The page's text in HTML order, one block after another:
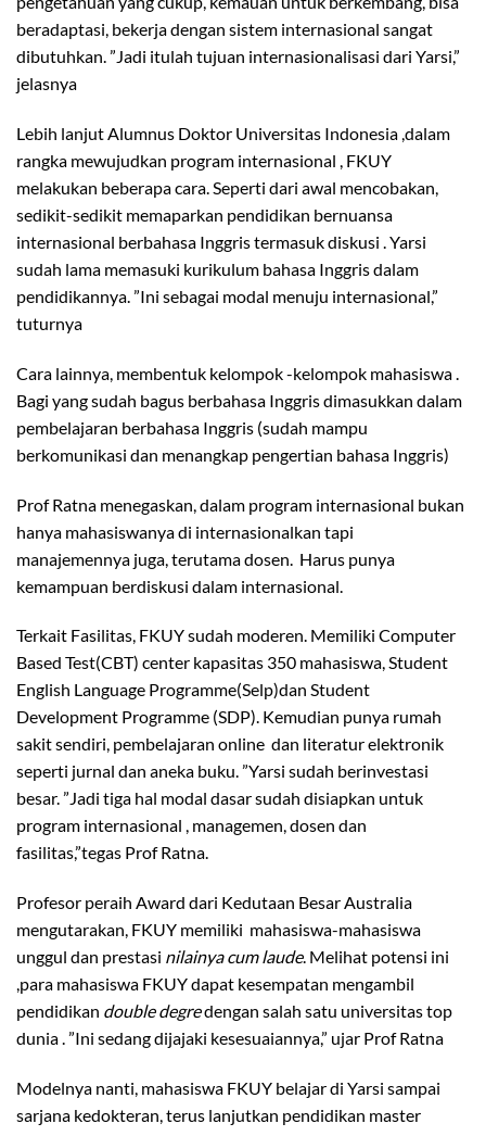
beradaptasi, bekerja dengan sistem internasional sangat
dibutuhkan. ”Jadi itulah tujuan internasionalisasi dari Yarsi,”
jelasnya
Lebih lanjut Alumnus Doktor Universitas Indonesia ,dalam
rangka mewujudkan program internasional , FKUY
melakukan beberapa cara. Seperti dari awal mencobakan,
sedikit-sedikit memaparkan pendidikan bernuansa
internasional berbahasa Inggris termasuk diskusi . Yarsi
sudah lama memasuki kurikulum bahasa Inggris dalam
pendidikannya. ”Ini sebagai modal menuju internasional,”
tuturnya
Cara lainnya, membentuk kelompok -kelompok mahasiswa .
Bagi yang sudah bagus berbahasa Inggris dimasukkan dalam
pembelajaran berbahasa Inggris (sudah mampu
berkomunikasi dan menangkap pengertian bahasa Inggris)
Prof Ratna menegaskan, dalam program internasional bukan
hanya mahasiswanya di internasionalkan tapi
manajemennya juga, terutama dosen. Harus punya
kemampuan berdiskusi dalam internasional.
Terkait Fasilitas, FKUY sudah moderen. Memiliki Computer
Based Test(CBT) center kapasitas 350 mahasiswa, Student
English Language Programme(Selp)dan Student
Development Programme (SDP). Kemudian punya rumah
sakit sendiri, pembelajaran online dan literatur elektronik
seperti jurnal dan aneka buku. ”Yarsi sudah berinvestasi
besar. ”Jadi tiga hal modal dasar sudah disiapkan untuk
program internasional , managemen, dosen dan
fasilitas,”tegas Prof Ratna.
Profesor peraih Award dari Kedutaan Besar Australia
mengutarakan, FKUY memiliki mahasiswa-mahasiswa
unggul dan prestasi nilainya cum laude. Melihat potensi ini
,para mahasiswa FKUY dapat kesempatan mengambil
pendidikan double degredengan salah satu universitas top
dunia . ”Ini sedang dijajaki kesesuaiannya,” ujar Prof Ratna
Modelnya nanti, mahasiswa FKUY belajar di Yarsi sampai
sarjana kedokteran, terus lanjutkan pendidikan master